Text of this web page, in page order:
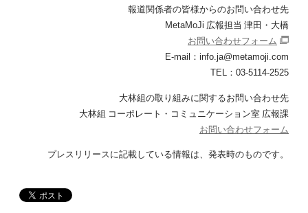
報道関係者の皆様からのお問い合わせ先
MetaMoJi 広報担当 津田・大橋
お問い合わせフォーム
E-mail：info.ja@metamoji.com
TEL：03-5114-2525
大林組の取り組みに関するお問い合わせ先
大林組 コーポレート・コミュニケーション室 広報課
お問い合わせフォーム
プレスリリースに記載している情報は、発表時のものです。